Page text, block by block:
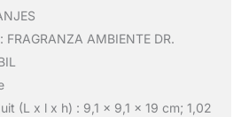
AMBIENTE DR.
(L x l x h) : 9,1 x 9,1 x 19 cm; 1,02